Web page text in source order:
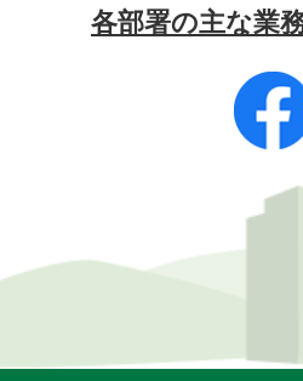
各部署の主な業